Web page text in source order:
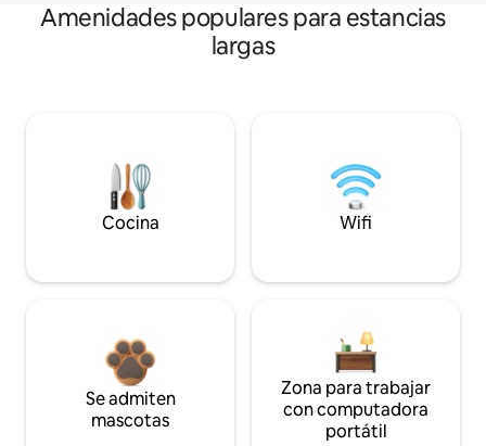
Amenidades populares para estancias
largas
Cocina Wifi
Se admiten
mascotas
Zona para trabajar
con computadora
portátil